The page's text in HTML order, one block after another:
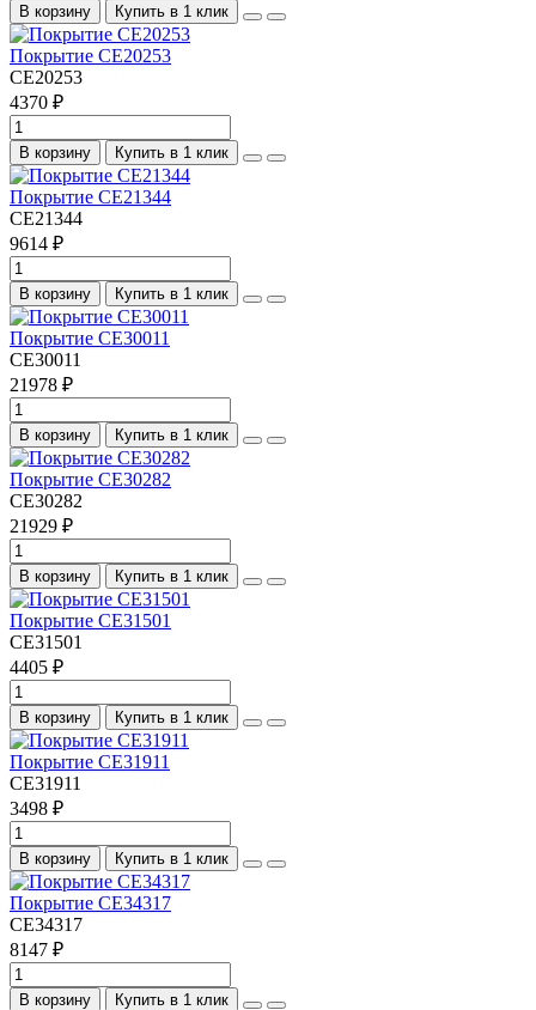
В корзину Купить в 1 клик
Покрытие CE20253
CE20253
4370 ₽
В корзину Купить в 1 клик
Покрытие CE21344
CE21344
9614 ₽
В корзину Купить в 1 клик
Покрытие CE30011
CE30011
21978 ₽
В корзину Купить в 1 клик
Покрытие CE30282
CE30282
21929 ₽
В корзину Купить в 1 клик
Покрытие CE31501
CE31501
4405 ₽
В корзину Купить в 1 клик
Покрытие CE31911
CE31911
3498 ₽
В корзину Купить в 1 клик
Покрытие CE34317
CE34317
8147 ₽
В корзину Купить в 1 клик